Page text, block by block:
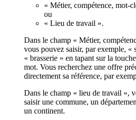
« Métier, compétence, mot-
ou
« Lieu de travail ».
Dans le champ « Métier,
vous pouvez saisir, par exemple, «
« brasserie » en tapant sur la
mot. Vous recherchez une offre
directement sa référence, par
Dans le champ « lieu de travail »,
saisir une commune, un
un continent.